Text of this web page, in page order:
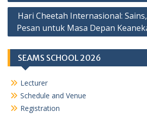
Hari Cheetah Internasional:
Pesan untuk Masa Depan
SEAMS SCHOOL 2026
Lecturer
Schedule and Venue
Registration